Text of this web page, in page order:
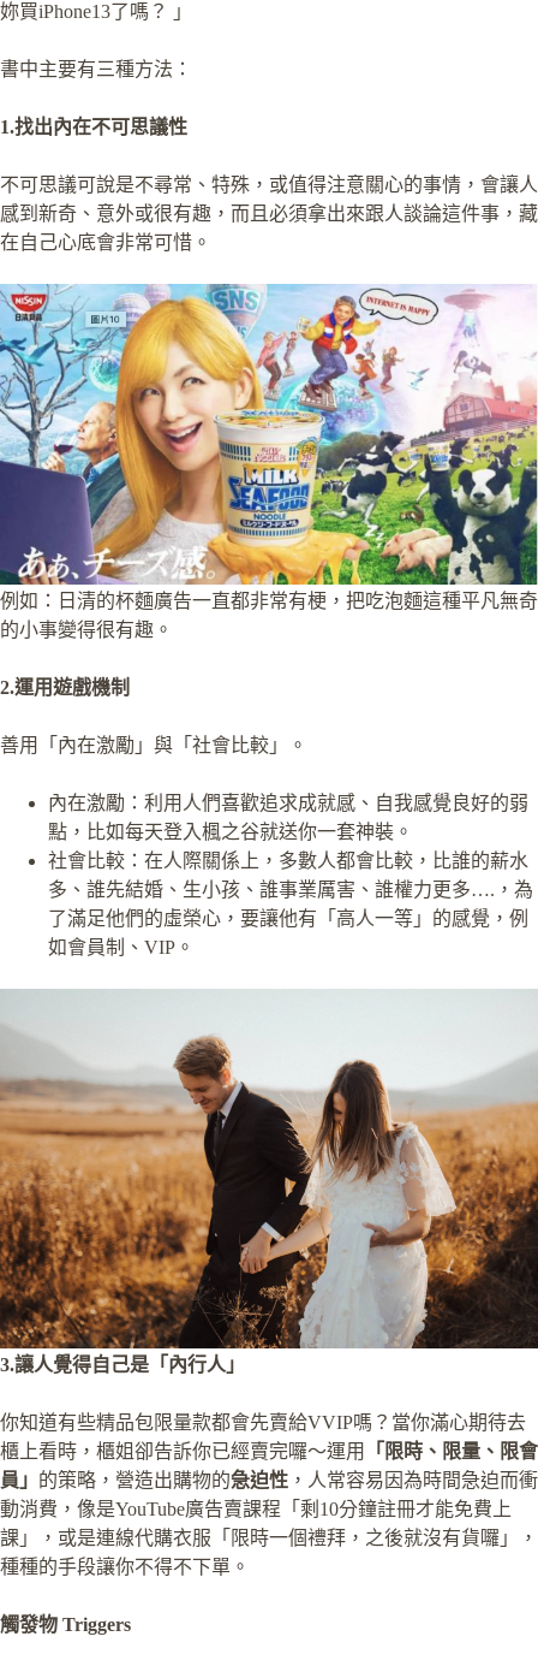
妳買iPhone13了嗎？ 」
書中主要有三種方法：
1.找出內在不可思議性
不可思議可說是不尋常、特殊，或值得注意關心的事情，會讓人
感到新奇、意外或很有趣，而且必須拿出來跟人談論這件事，藏
在自己心底會非常可惜。
例如：日清的杯麵廣告一直都非常有梗，把吃泡麵這種平凡無奇
的小事變得很有趣。
2.運用遊戲機制
善用「內在激勵」與「社會比較」。
內在激勵：利用人們喜歡追求成就感、自我感覺良好的弱
點，比如每天登入楓之谷就送你一套神裝。
社會比較：在人際關係上，多數人都會比較，比誰的薪水
多、誰先結婚、生小孩、誰事業厲害、誰權力更多….，為
了滿足他們的虛榮心，要讓他有「高人一等」的感覺，例
如會員制、VIP。
3.讓人覺得自己是「內行人」
你知道有些精品包限量款都會先賣給VVIP嗎？當你滿心期待去
櫃上看時，櫃姐卻告訴你已經賣完囉～運用
「限時、限量、限會
員」 的策略，營造出購物的急迫性 ，人常容易因為時間急迫而衝
動消費，像是YouTube廣告賣課程「剩10分鐘註冊才能免費上
課」，或是連線代購衣服「限時一個禮拜，之後就沒有貨囉」，
種種的手段讓你不得不下單。
觸發物 Triggers